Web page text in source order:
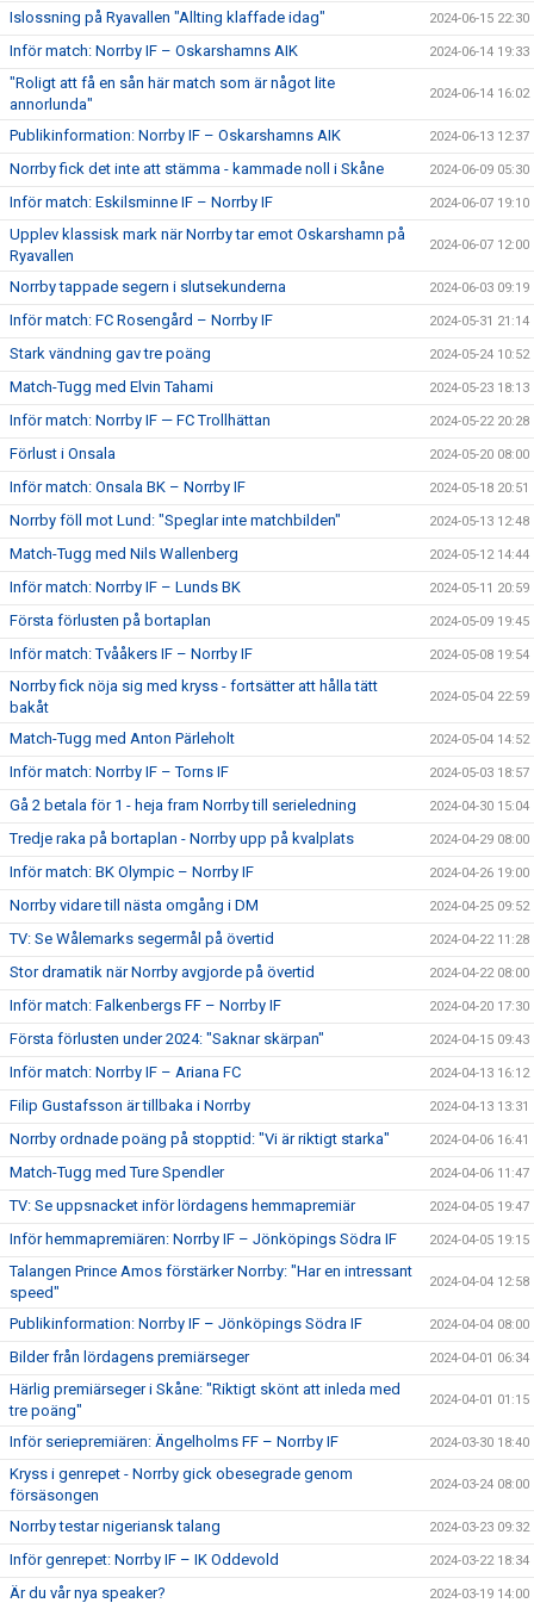
Islossning på Ryavallen "Allting klaffade idag" 2024-06-15 22:30
Inför match: Norrby IF – Oskarshamns AIK 2024-06-14 19:33
"Roligt att få en sån här match som är något lite
annorlunda"
2024-06-14 16:02
Publikinformation: Norrby IF – Oskarshamns AIK 2024-06-13 12:37
Norrby fick det inte att stämma - kammade noll i Skåne 2024-06-09 05:30
Inför match: Eskilsminne IF – Norrby IF 2024-06-07 19:10
Upplev klassisk mark när Norrby tar emot Oskarshamn på
Ryavallen
2024-06-07 12:00
Norrby tappade segern i slutsekunderna 2024-06-03 09:19
Inför match: FC Rosengård – Norrby IF 2024-05-31 21:14
Stark vändning gav tre poäng 2024-05-24 10:52
Match-Tugg med Elvin Tahami 2024-05-23 18:13
Inför match: Norrby IF — FC Trollhättan 2024-05-22 20:28
Förlust i Onsala 2024-05-20 08:00
Inför match: Onsala BK – Norrby IF 2024-05-18 20:51
Norrby föll mot Lund: "Speglar inte matchbilden" 2024-05-13 12:48
Match-Tugg med Nils Wallenberg 2024-05-12 14:44
Inför match: Norrby IF – Lunds BK 2024-05-11 20:59
Första förlusten på bortaplan 2024-05-09 19:45
Inför match: Tvååkers IF – Norrby IF 2024-05-08 19:54
Norrby fick nöja sig med kryss - fortsätter att hålla tätt
bakåt
2024-05-04 22:59
Match-Tugg med Anton Pärleholt 2024-05-04 14:52
Inför match: Norrby IF – Torns IF 2024-05-03 18:57
Gå 2 betala för 1 - heja fram Norrby till serieledning 2024-04-30 15:04
Tredje raka på bortaplan - Norrby upp på kvalplats 2024-04-29 08:00
Inför match: BK Olympic – Norrby IF 2024-04-26 19:00
Norrby vidare till nästa omgång i DM 2024-04-25 09:52
TV: Se Wålemarks segermål på övertid 2024-04-22 11:28
Stor dramatik när Norrby avgjorde på övertid 2024-04-22 08:00
Inför match: Falkenbergs FF – Norrby IF 2024-04-20 17:30
Första förlusten under 2024: "Saknar skärpan" 2024-04-15 09:43
Inför match: Norrby IF – Ariana FC 2024-04-13 16:12
Filip Gustafsson är tillbaka i Norrby 2024-04-13 13:31
Norrby ordnade poäng på stopptid: "Vi är riktigt starka" 2024-04-06 16:41
Match-Tugg med Ture Spendler 2024-04-06 11:47
TV: Se uppsnacket inför lördagens hemmapremiär 2024-04-05 19:47
Inför hemmapremiären: Norrby IF – Jönköpings Södra IF 2024-04-05 19:15
Talangen Prince Amos förstärker Norrby: "Har en intressant
speed"
2024-04-04 12:58
Publikinformation: Norrby IF – Jönköpings Södra IF 2024-04-04 08:00
Bilder från lördagens premiärseger 2024-04-01 06:34
Härlig premiärseger i Skåne: "Riktigt skönt att inleda med
tre poäng"
2024-04-01 01:15
Inför seriepremiären: Ängelholms FF – Norrby IF 2024-03-30 18:40
Kryss i genrepet - Norrby gick obesegrade genom
försäsongen
2024-03-24 08:00
Norrby testar nigeriansk talang 2024-03-23 09:32
Inför genrepet: Norrby IF – IK Oddevold 2024-03-22 18:34
Är du vår nya speaker? 2024-03-19 14:00